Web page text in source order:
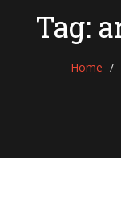
Tag:
Home